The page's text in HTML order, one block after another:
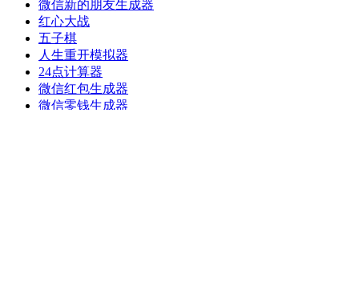
微信新的朋友生成器
红心大战
五子棋
人生重开模拟器
24点计算器
微信红包生成器
微信零钱生成器